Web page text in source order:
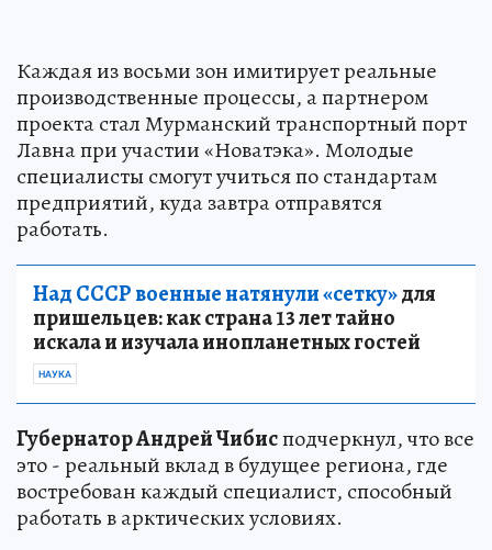
Каждая из восьми зон имитирует реальные
производственные процессы, а партнером
проекта стал Мурманский транспортный порт
Лавна при участии «Новатэка». Молодые
специалисты смогут учиться по стандартам
предприятий, куда завтра отправятся
работать.
Над СССР военные натянули «сетку»для
пришельцев: как страна 13 лет тайно
искала и изучала инопланетных гостей
НАУКА
Губернатор Андрей Чибисподчеркнул, что все
это - реальный вклад в будущее региона, где
востребован каждый специалист, способный
работать в арктических условиях.